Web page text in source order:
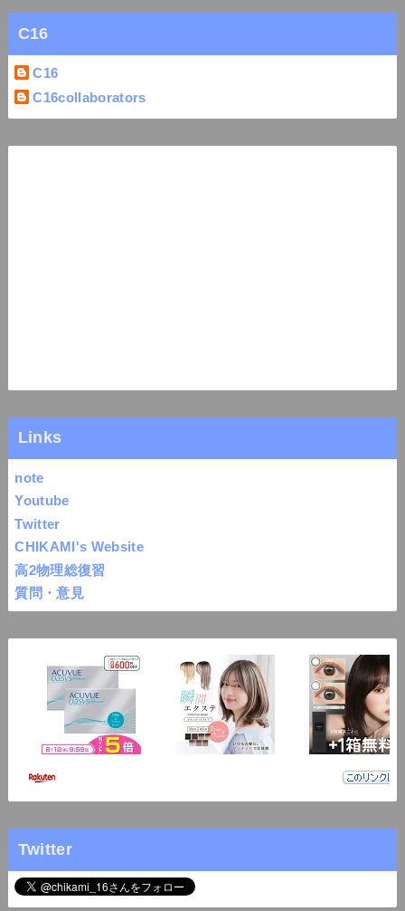
C16
C16
C16collaborators
Links
note
Youtube
Twitter
CHIKAMI's Website
高2物理総復習
質問・意見
Twitter